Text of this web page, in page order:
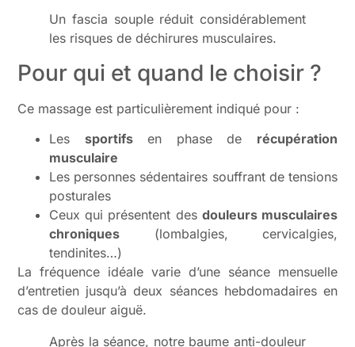
Un fascia souple réduit considérablement
les risques de déchirures musculaires.
Pour qui et quand le choisir ?
Ce massage est particulièrement indiqué pour :
Les sportifsen phase de récupération
musculaire
Les personnes sédentaires souffrant de tensions
posturales
Ceux qui présentent des douleurs musculaires
chroniques (lombalgies, cervicalgies,
tendinites…)
La fréquence idéale varie d’une séance mensuelle
d’entretien jusqu’à deux séances hebdomadaires en
cas de douleur aiguë.
Après la séance, notre baume anti-douleur